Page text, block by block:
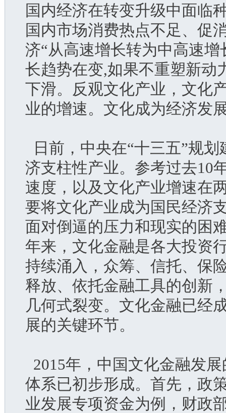
国内经济在转变升级中面临
国内市场消费热点不足、
济“从高速增长转为中高速
长趋势在变,如果不重塑新动
下滑。反观文化产业，文化
业的增速。文化成为经济发
日前，中央在“十三五”规
济支柱性产业。参考过去10
速度，以及文化产业增速在
要将文化产业成为国民经济
面对倒逼的压力和现实的困
年来，文化金融是各大投资
持续涌入，众筹、信托、保
释放、依托金融工具的创新
几何式裂变。文化金融已经
展的关键环节。
2015年，中国文化金融发
体系已初步形成。首先，政
业发展专项资金为例，财政